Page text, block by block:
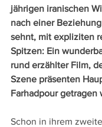
jährigen iranischen
nach einer
sehnt, mit expliziten
Spitzen: Ein
rund erzählter Film,
Szene präsenten
Farhadpour getragen
Schon in ihrem